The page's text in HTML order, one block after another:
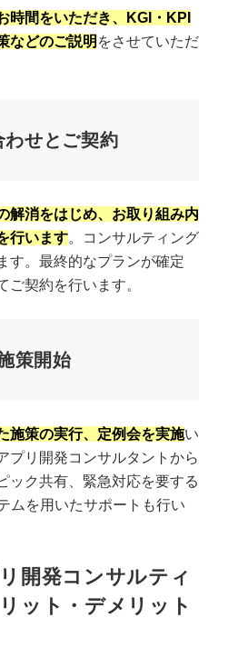
時間をいただき、KGI・KPI
などのご説明 をさせていただ
せとご契約
解消をはじめ、お取り組み内
行います。コンサルティング
す。最終的なプランが確定
ご契約を行います。
策開始
施策の実行、定例会を実施い
プリ開発コンサルタントから
ック共有、緊急対応を要する
ムを用いたサポートも行い
開発コンサルティ
ット・デメリット